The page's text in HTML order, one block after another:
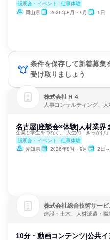
説明会・イベント
仕事体験
岡山県
2026年8月・9月 1日
条件を保存して新着募集
受け取りましょう
株式会社Ｈ４
人事コンサルティング、
名古屋|座談会×体験|人材業界
企業と学生をつなぐ。 人生の「きっかけ」
説明会・イベント
仕事体験
愛知県
2026年8月・9月 2日
株式会社総合技術サービ
建設・土木、人材派遣・
10分・動画コンテンツ|公共イ